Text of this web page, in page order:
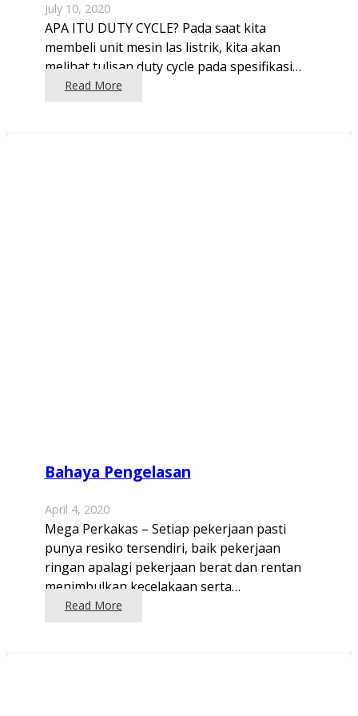
July 10, 2020
APA ITU DUTY CYCLE? Pada saat kita
membeli unit mesin las listrik, kita akan
melihat tulisan duty cycle pada spesifikasi…
Read More
Bahaya Pengelasan
April 4, 2020
Mega Perkakas – Setiap pekerjaan pasti
punya resiko tersendiri, baik pekerjaan
ringan apalagi pekerjaan berat dan rentan
menimbulkan kecelakaan serta…
Read More